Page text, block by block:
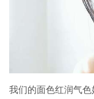
我们的面色红润气